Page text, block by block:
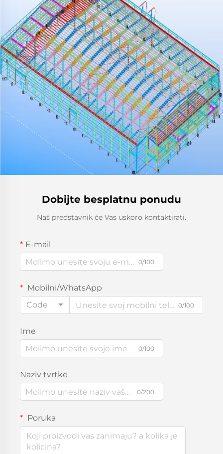
Dobijte besplatnu ponudu
Naš predstavnik će Vas uskoro kontaktirati.
E-mail
0/100
Mobilni/WhatsApp
Code
0/100
Ime
0/100
Naziv tvrtke
0/200
Poruka